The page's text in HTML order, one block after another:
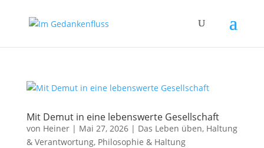
Mit Demut in eine lebenswerte Gesellschaft
von Heiner| Mai 27, 2026| Das Leben üben, Haltung
& Verantwortung, Philosophie & Haltung